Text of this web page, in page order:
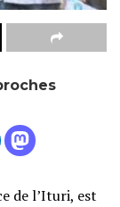
de l’Ituri, est